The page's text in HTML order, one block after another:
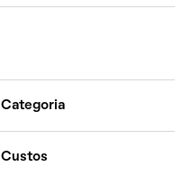
Categoria
Custos